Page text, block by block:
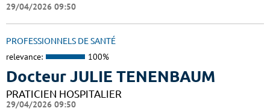
29/04/2026 09:50
PROFESSIONNELS DE SANTÉ
relevance: 100%
Docteur JULIE TENENBAUM
PRATICIEN HOSPITALIER
29/04/2026 09:50